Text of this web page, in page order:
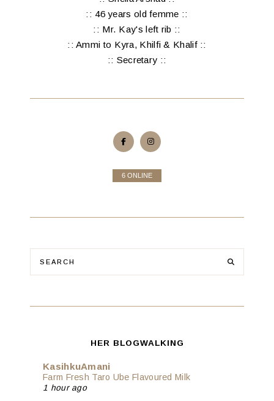
:: 46 years old femme ::
:: Mr. Kay's left rib ::
:: Ammi to Kyra, Khilfi & Khalif ::
:: Secretary ::
6 ONLINE
HER BLOGWALKING
KasihkuAmani
Farm Fresh Taro Ube Flavoured Milk
1 hour ago